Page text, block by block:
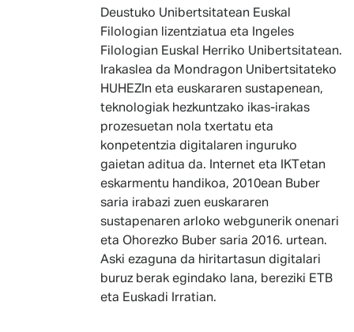
Deustuko Unibertsitatean Euskal
Filologian lizentziatua eta Ingeles
Filologian Euskal Herriko Unibertsitatean.
Irakaslea da Mondragon Unibertsitateko
HUHEZIn eta euskararen sustapenean,
teknologiak hezkuntzako ikas-irakas
prozesuetan nola txertatu eta
konpetentzia digitalaren inguruko
gaietan aditua da. Internet eta IKTetan
eskarmentu handikoa, 2010ean Buber
saria irabazi zuen euskararen
sustapenaren arloko webgunerik onenari
eta Ohorezko Buber saria 2016. urtean.
Aski ezaguna da hiritartasun digitalari
buruz berak egindako lana, bereziki ETB
eta Euskadi Irratian.